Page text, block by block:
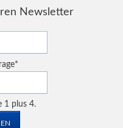
Newsletter
*
1 plus 4.